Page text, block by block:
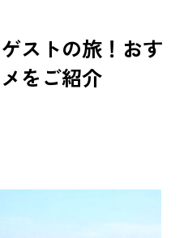
ストの旅！おす
をご紹介